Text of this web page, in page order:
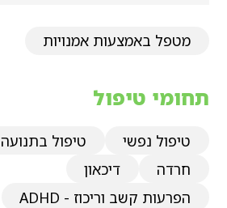
מטפל באמצעות אמנויות
תחומי טיפול
טיפול נפשי טיפול בתנועה
חרדה
דיכאון
הפרעות קשב וריכוז - ADHD